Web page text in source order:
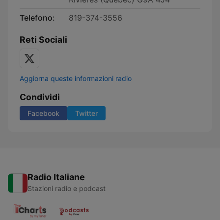
Telefono:
819-374-3556
Reti Sociali
Aggiorna queste informazioni radio
Condividi
Facebook Twitter
Radio Italiane
Stazioni radio e podcast